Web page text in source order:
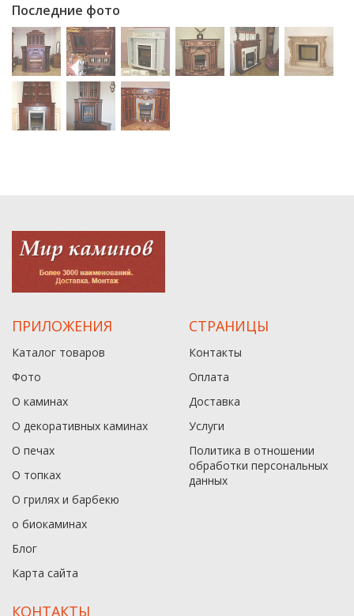
Последние фото
ПРИЛОЖЕНИЯ
Каталог товаров
Фото
О каминах
О декоративных каминах
О печах
О топках
О грилях и барбекю
о биокаминах
Блог
Карта сайта
СТРАНИЦЫ
Контакты
Оплата
Доставка
Услуги
Политика в отношении
обработки персональных
данныx
КОНТАКТЫ